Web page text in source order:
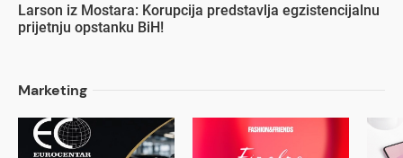
Larson iz Mostara: Korupcija predstavlja egzistencijalnu
prijetnju opstanku BiH!
Marketing